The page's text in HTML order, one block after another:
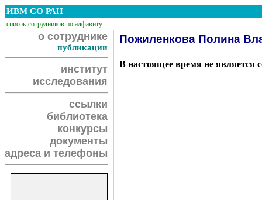
ИВМ СО РАН
список сотрудников по алфавиту
о сотруднике
публикации
институт
исследования
ссылки
библиотека
конкурсы
документы
адреса и телефоны
Пожиленкова Полина
В настоящее время не является